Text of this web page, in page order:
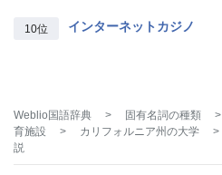
10位 インターネットカジノ
Weblio国語辞典 > 固有名詞の種類 >
育施設
> カリフォルニア州の大学 >
説